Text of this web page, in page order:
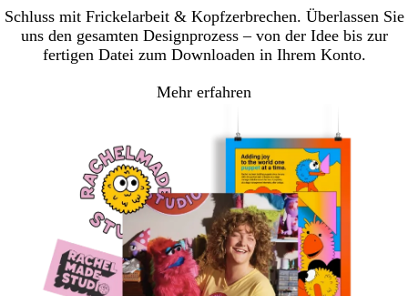
Schluss mit Frickelarbeit & Kopfzerbrechen. Überlassen Sie
uns den gesamten Designprozess – von der Idee bis zur
fertigen Datei zum Downloaden in Ihrem Konto.
Mehr erfahren